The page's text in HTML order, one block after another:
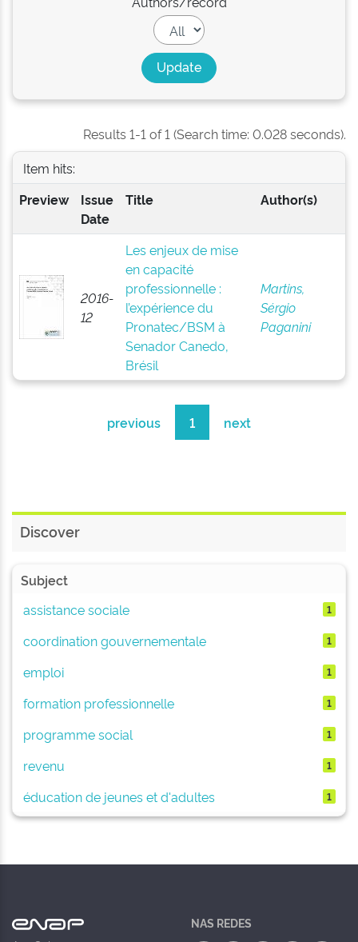
Results 1-1 of 1 (Search time: 0.028 seconds).
Item hits:
Preview
Issue
Date
Title Author(s)
2016-
12
Les enjeux de mise
en capacité
professionnelle :
l’expérience du
Pronatec/BSM à
Senador Canedo,
Brésil
Martins,
Sérgio
Paganini
previous 1 next
Discover
Subject
assistance sociale
1
coordination gouvernementale 1
emploi 1
formation professionnelle 1
programme social 1
revenu 1
éducation de jeunes et d'adultes 1
NAS REDES